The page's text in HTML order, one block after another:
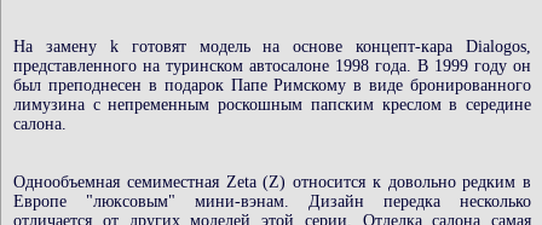
На замену k готовят модель на основе концепт-кара Dialogos,
представленного на туринском автосалоне 1998 года. В 1999 году он
был преподнесен в подарок Папе Римскому в виде бронированного
лимузина с непременным роскошным папским креслом в середине
салона.
Однообъемная семиместная Zeta (Z) относится к довольно редким в
Европе "люксовым" мини-вэнам. Дизайн передка несколько
отличается от других моделей этой серии. Отделка салона самая